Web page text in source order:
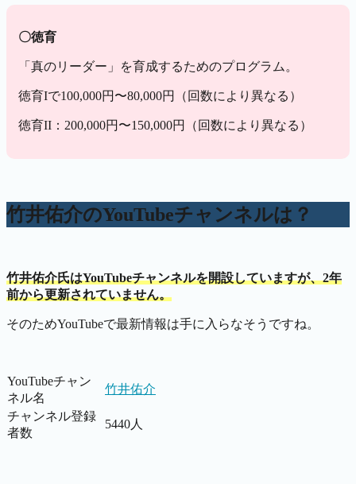
〇徳育
「真のリーダー」を育成するためのプログラム。
徳育Iで100,000円〜80,000円（回数により異なる）
徳育II：200,000円〜150,000円（回数により異なる）
竹井佑介のYouTubeチャンネルは？
竹井佑介氏はYouTubeチャンネルを開設していますが、2年
前から更新されていません。
そのためYouTubeで最新情報は手に入らなそうですね。
YouTubeチャン
ネル名
竹井佑介
チャンネル登録
者数
5440人